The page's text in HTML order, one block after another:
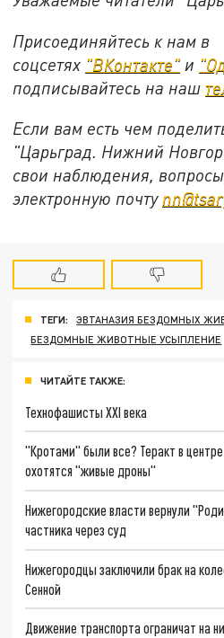
Присоединяйтесь к нам в
соцсетях "ВКонтакте" и
подписывайтесь на наш
Если вам есть чем
"Царьград. Нижний
свои наблюдения,
электронную почту
ТЕГИ:
ЭВТАНАЗИЯ БЕЗДОМНЫХ
БЕЗДОМНЫЕ ЖИВОТНЫЕ УСЫПЛЕНИЕ
ЧИТАЙТЕ ТАКЖЕ:
Технофашисты XXI века
"Кротами" были все? Теракт в
охотятся "живые дроны"
Нижегородские власти вернули
частника через суд
Нижегородцы заключили брак на
Сенной
Движение транспорта ограничат на